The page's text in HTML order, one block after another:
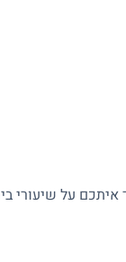
על שיעורי